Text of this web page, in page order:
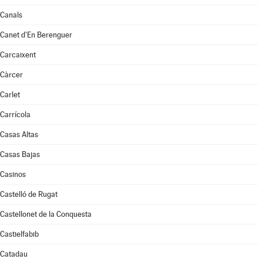
Canals
Canet d'En Berenguer
Carcaixent
Càrcer
Carlet
Carrícola
Casas Altas
Casas Bajas
Casinos
Castelló de Rugat
Castellonet de la Conquesta
Castielfabib
Catadau